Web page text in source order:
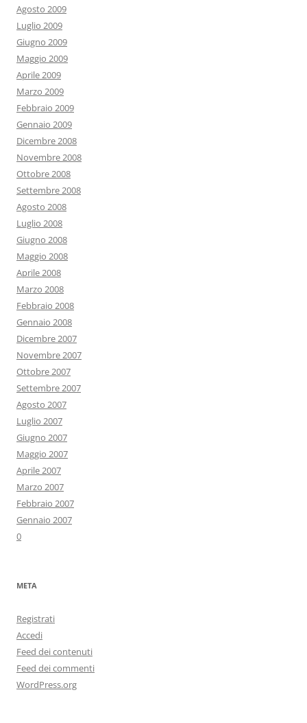
Agosto 2009
Luglio 2009
Giugno 2009
Maggio 2009
Aprile 2009
Marzo 2009
Febbraio 2009
Gennaio 2009
Dicembre 2008
Novembre 2008
Ottobre 2008
Settembre 2008
Agosto 2008
Luglio 2008
Giugno 2008
Maggio 2008
Aprile 2008
Marzo 2008
Febbraio 2008
Gennaio 2008
Dicembre 2007
Novembre 2007
Ottobre 2007
Settembre 2007
Agosto 2007
Luglio 2007
Giugno 2007
Maggio 2007
Aprile 2007
Marzo 2007
Febbraio 2007
Gennaio 2007
0
META
Registrati
Accedi
Feed dei contenuti
Feed dei commenti
WordPress.org